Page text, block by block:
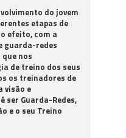
do jovem
etapas de
efeito, com a
guarda-redes
nos
de treino dos seus
os treinadores de
visão e
ser Guarda-Redes,
e o seu Treino